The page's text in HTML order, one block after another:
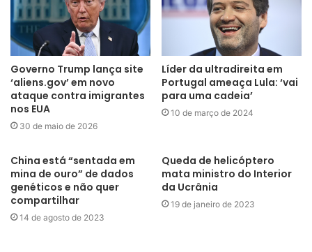
Governo Trump lança site
‘aliens.gov’ em novo
ataque contra imigrantes
nos EUA
30 de maio de 2026
Líder da ultradireita em
Portugal ameaça Lula: ‘vai
para uma cadeia’
10 de março de 2024
China está “sentada em
mina de ouro” de dados
genéticos e não quer
compartilhar
14 de agosto de 2023
Queda de helicóptero
mata ministro do Interior
da Ucrânia
19 de janeiro de 2023